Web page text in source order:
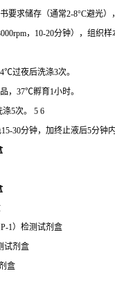
要求储存（通常2-8°C避光
，10-20分钟），组织
过夜后洗涤3次。
，37℃孵育1小时。
5次。 5 6
30分钟，加终止液后5分钟
1）检测试剂盒
试剂盒
盒